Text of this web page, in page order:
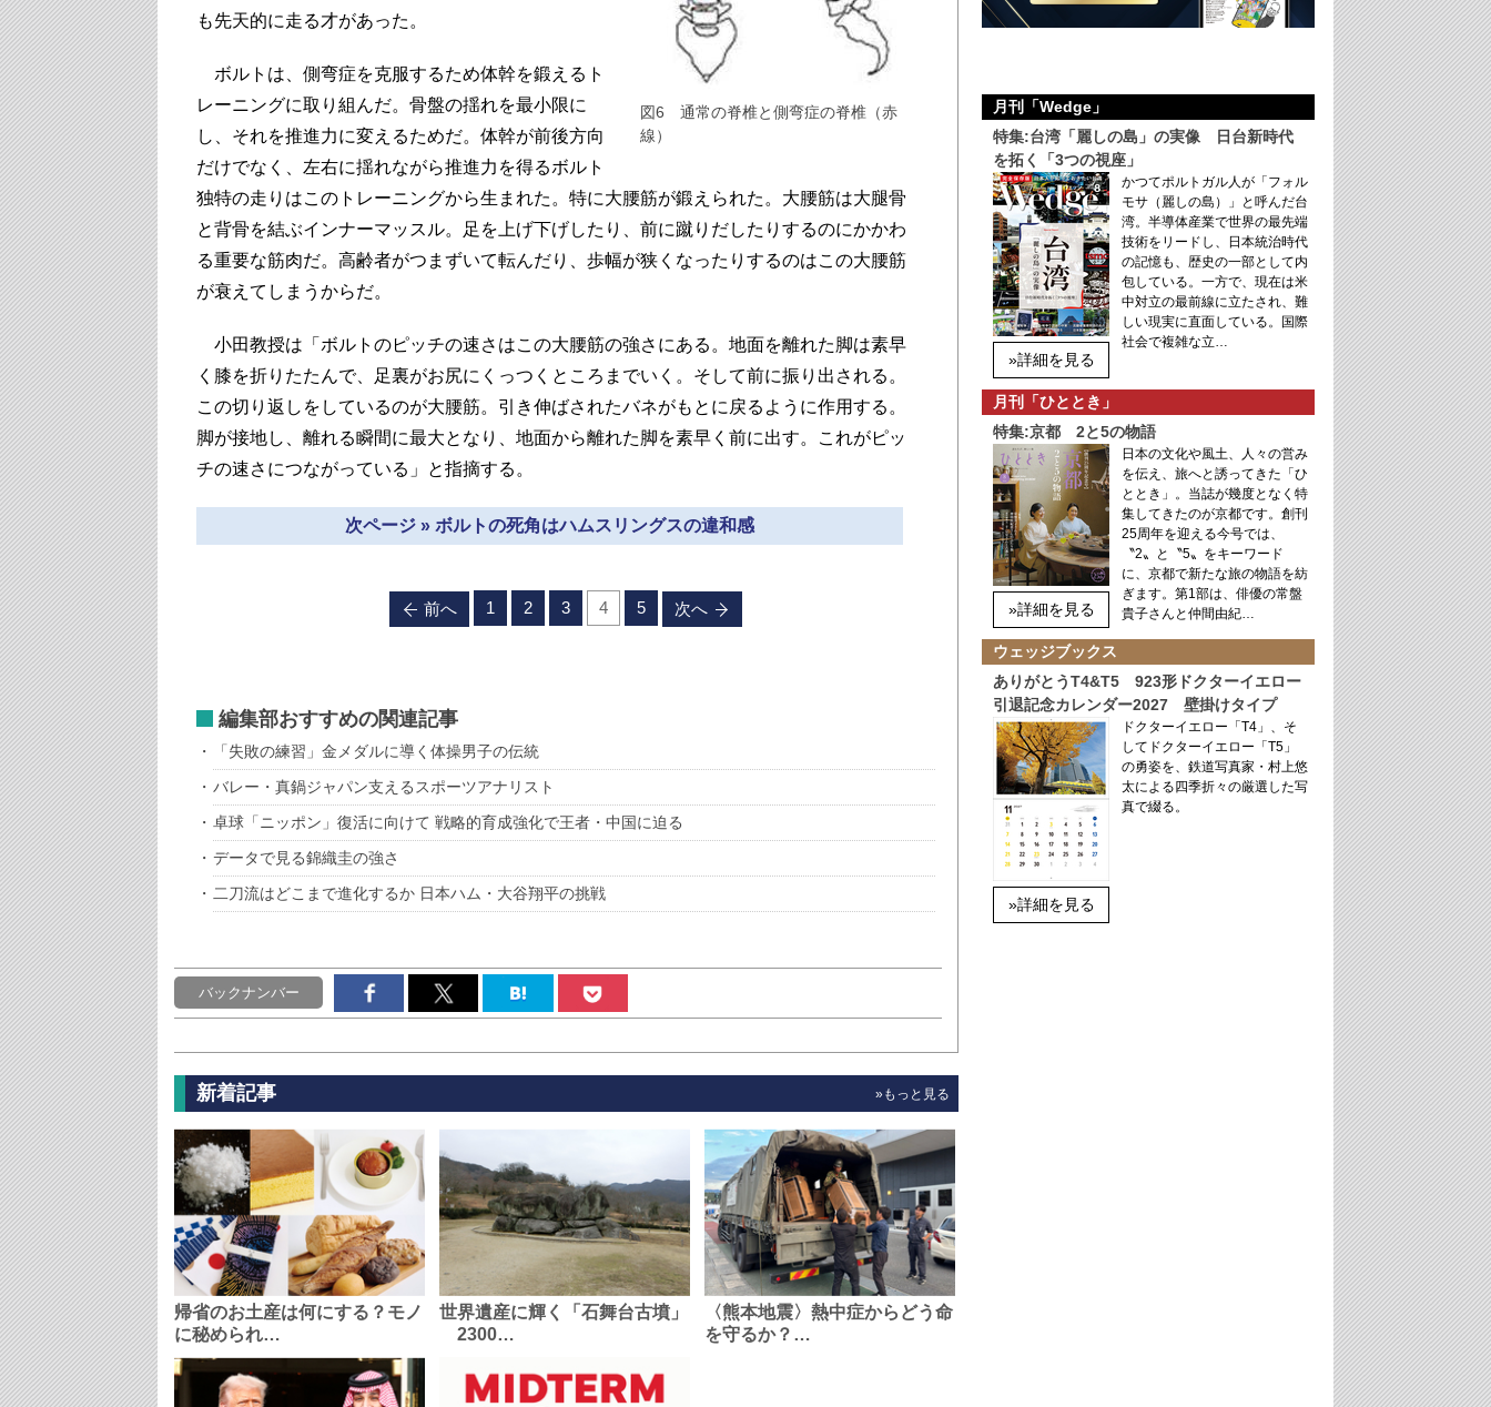
図6 通常の脊椎と側弯症の脊椎（赤
線）
も先天的に走る才があった。
ボルトは、側弯症を克服するため体幹を鍛えるト
レーニングに取り組んだ。骨盤の揺れを最小限に
し、それを推進力に変えるためだ。体幹が前後方向
だけでなく、左右に揺れながら推進力を得るボルト
独特の走りはこのトレーニングから生まれた。特に大腰筋が鍛えられた。大腰筋は大腿骨
と背骨を結ぶインナーマッスル。足を上げ下げしたり、前に蹴りだしたりするのにかかわ
る重要な筋肉だ。高齢者がつまずいて転んだり、歩幅が狭くなったりするのはこの大腰筋
が衰えてしまうからだ。
小田教授は「ボルトのピッチの速さはこの大腰筋の強さにある。地面を離れた脚は素早
く膝を折りたたんで、足裏がお尻にくっつくところまでいく。そして前に振り出される。
この切り返しをしているのが大腰筋。引き伸ばされたバネがもとに戻るように作用する。
脚が接地し、離れる瞬間に最大となり、地面から離れた脚を素早く前に出す。これがピッ
チの速さにつながっている」と指摘する。
次ページ » ボルトの死角はハムスリングスの違和感
前へ 1 2 3 4 5 次へ
編集部おすすめの関連記事
「失敗の練習」金メダルに導く体操男子の伝統
バレー・真鍋ジャパン支えるスポーツアナリスト
卓球「ニッポン」復活に向けて 戦略的育成強化で王者・中国に迫る
データで見る錦織圭の強さ
二刀流はどこまで進化するか 日本ハム・大谷翔平の挑戦
バックナンバー
新着記事 »もっと見る
帰省のお土産は何にする？モノ
に秘められ…
世界遺産に輝く「石舞台古墳」
2300…
〈熊本地震〉熱中症からどう命
を守るか？…
月刊「Wedge」
特集:台湾「麗しの島」の実像 日台新時代
を拓く「3つの視座」
»詳細を見る
かつてポルトガル人が「フォル
モサ（麗しの島）」と呼んだ台
湾。半導体産業で世界の最先端
技術をリードし、日本統治時代
の記憶も、歴史の一部として内
包している。一方で、現在は米
中対立の最前線に立たされ、難
しい現実に直面している。国際
社会で複雑な立…
月刊「ひととき」
特集:京都 2と5の物語
»詳細を見る
日本の文化や風土、人々の営み
を伝え、旅へと誘ってきた「ひ
ととき」。当誌が幾度となく特
集してきたのが京都です。創刊
25周年を迎える今号では、
〝2〟と〝5〟をキーワード
に、京都で新たな旅の物語を紡
ぎます。第1部は、俳優の常盤
貴子さんと仲間由紀…
ウェッジブックス
ありがとうT4&T5 923形ドクターイエロー
引退記念カレンダー2027 壁掛けタイプ
»詳細を見る
ドクターイエロー「T4」、そ
してドクターイエロー「T5」
の勇姿を、鉄道写真家・村上悠
太による四季折々の厳選した写
真で綴る。